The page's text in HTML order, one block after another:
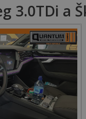
3.0TDi a